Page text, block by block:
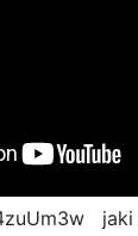
jaki